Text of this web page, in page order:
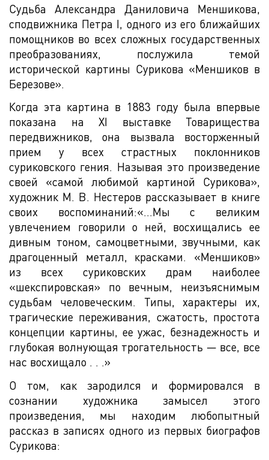
Судьба Александра Даниловича Меншикова,
сподвижника Петра I, одного из его ближайших
помощников во всех сложных государственных
преобразованиях, послужила темой
исторической картины Сурикова «Меншиков в
Березове».
Когда эта картина в 1883 году была впервые
показана на XI выставке Товарищества
передвижников, она вызвала восторженный
прием у всех страстных поклонников
суриковского гения. Называя это произведение
своей «самой любимой картиной Сурикова»,
художник М. В. Нестеров рассказывает в книге
своих воспоминаний:«...Мы с великим
увлечением говорили о ней, восхищались ее
дивным тоном, самоцветными, звучными, как
драгоценный металл, красками. «Меншиков»
из всех суриковских драм наиболее
«шекспировская» по вечным, неизъяснимым
судьбам человеческим. Типы, характеры их,
трагические переживания, сжатость, простота
концепции картины, ее ужас, безнадежность и
глубокая волнующая трогательность — все, все
нас восхищало . . .»
О том, как зародился и формировался в
сознании художника замысел этого
произведения, мы находим любопытный
рассказ в записях одного из первых биографов
Сурикова: